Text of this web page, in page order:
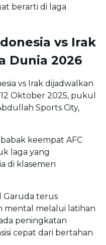
berarti di laga
vs Irak
Dunia 2026
vs Irak dijadwalkan
Oktober 2025, pukul
Sports City,
keempat AFC
laga yang
di klasemen
Garuda terus
mental melalui latihan
peningkatan
cepat dari bertahan